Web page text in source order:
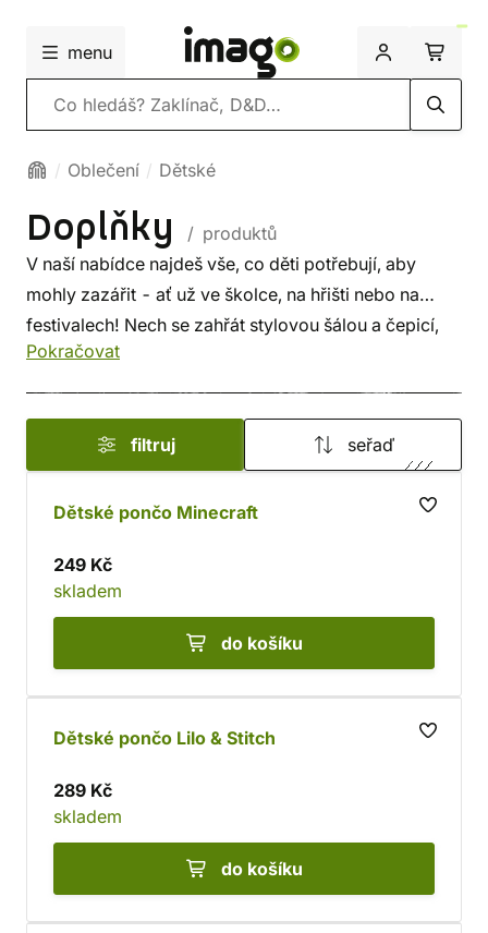
menu
Vyhledávání
Oblečení Dětské
Doplňky
/ produktů
V naší nabídce najdeš vše, co děti potřebují, aby
mohly zazářit - ať už ve školce, na hřišti nebo na
festivalech! Nech se zahřát stylovou šálou a čepicí,
nebo oslň všechny v novém kostýmu!
Pokračovat
filtruj seřaď
Dětské pončo Minecraft
249 Kč
skladem
do košíku
Dětské pončo Lilo & Stitch
289 Kč
skladem
do košíku